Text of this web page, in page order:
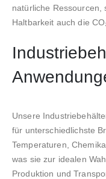
natürliche Ressourcen,
Haltbarkeit auch die
Unsere
für unterschiedlichste
Temperaturen,
was sie zur idealen
Produktion und